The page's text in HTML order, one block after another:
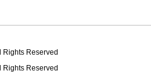
Rights Reserved
Rights Reserved